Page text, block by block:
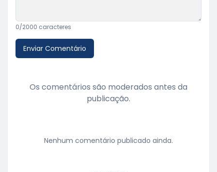
0/2000 caracteres
Enviar Comentário
Os comentários são moderados antes da
publicação.
Nenhum comentário publicado ainda.